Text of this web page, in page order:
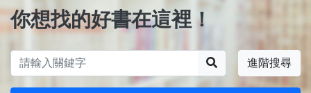
你想找的好書在這裡！
進階搜尋